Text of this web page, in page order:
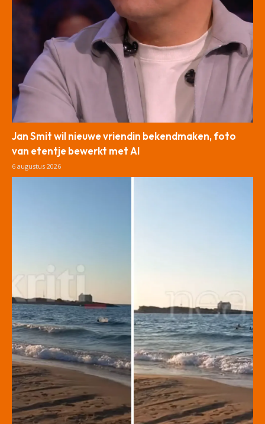
Jan Smit wil nieuwe vriendin bekendmaken, foto
van etentje bewerkt met AI
6 augustus 2026